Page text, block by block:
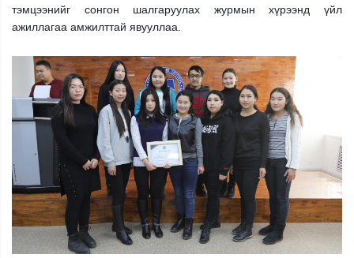
тэмцээнийг сонгон шалгаруулах журмын хүрээнд үйл
ажиллагаа амжилттай явууллаа.